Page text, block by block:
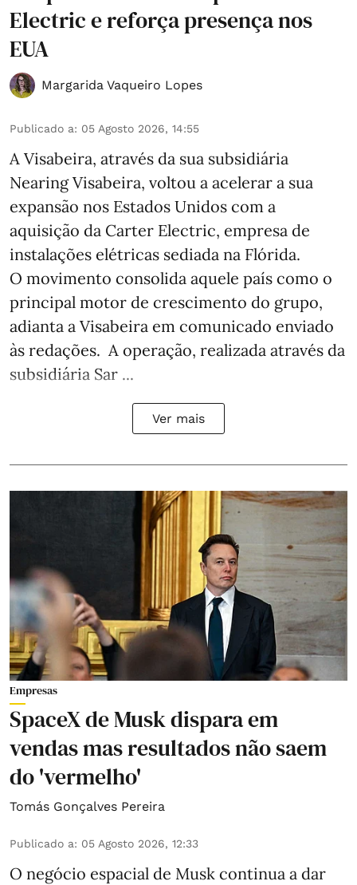
Electric e reforça presença nos
EUA
Margarida Vaqueiro Lopes
Publicado a: 05 Agosto 2026, 14:55
A Visabeira, através da sua subsidiária
Nearing Visabeira, voltou a acelerar a sua
expansão nos Estados Unidos com a
aquisição da Carter Electric, empresa de
instalações elétricas sediada na Flórida.
O movimento consolida aquele país como o
principal motor de crescimento do grupo,
adianta a Visabeira em comunicado enviado
às redações. A operação, realizada através da
subsidiária Sar ...
Ver mais
Empresas
SpaceX de Musk dispara em
vendas mas resultados não saem
do 'vermelho'
Tomás Gonçalves Pereira
Publicado a: 05 Agosto 2026, 12:33
O negócio espacial de Musk continua a dar